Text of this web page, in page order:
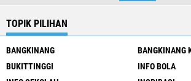
TOPIK PILIHAN
BANGKINANG
BANGKINANG
BUKITTINGGI
INFO BOLA